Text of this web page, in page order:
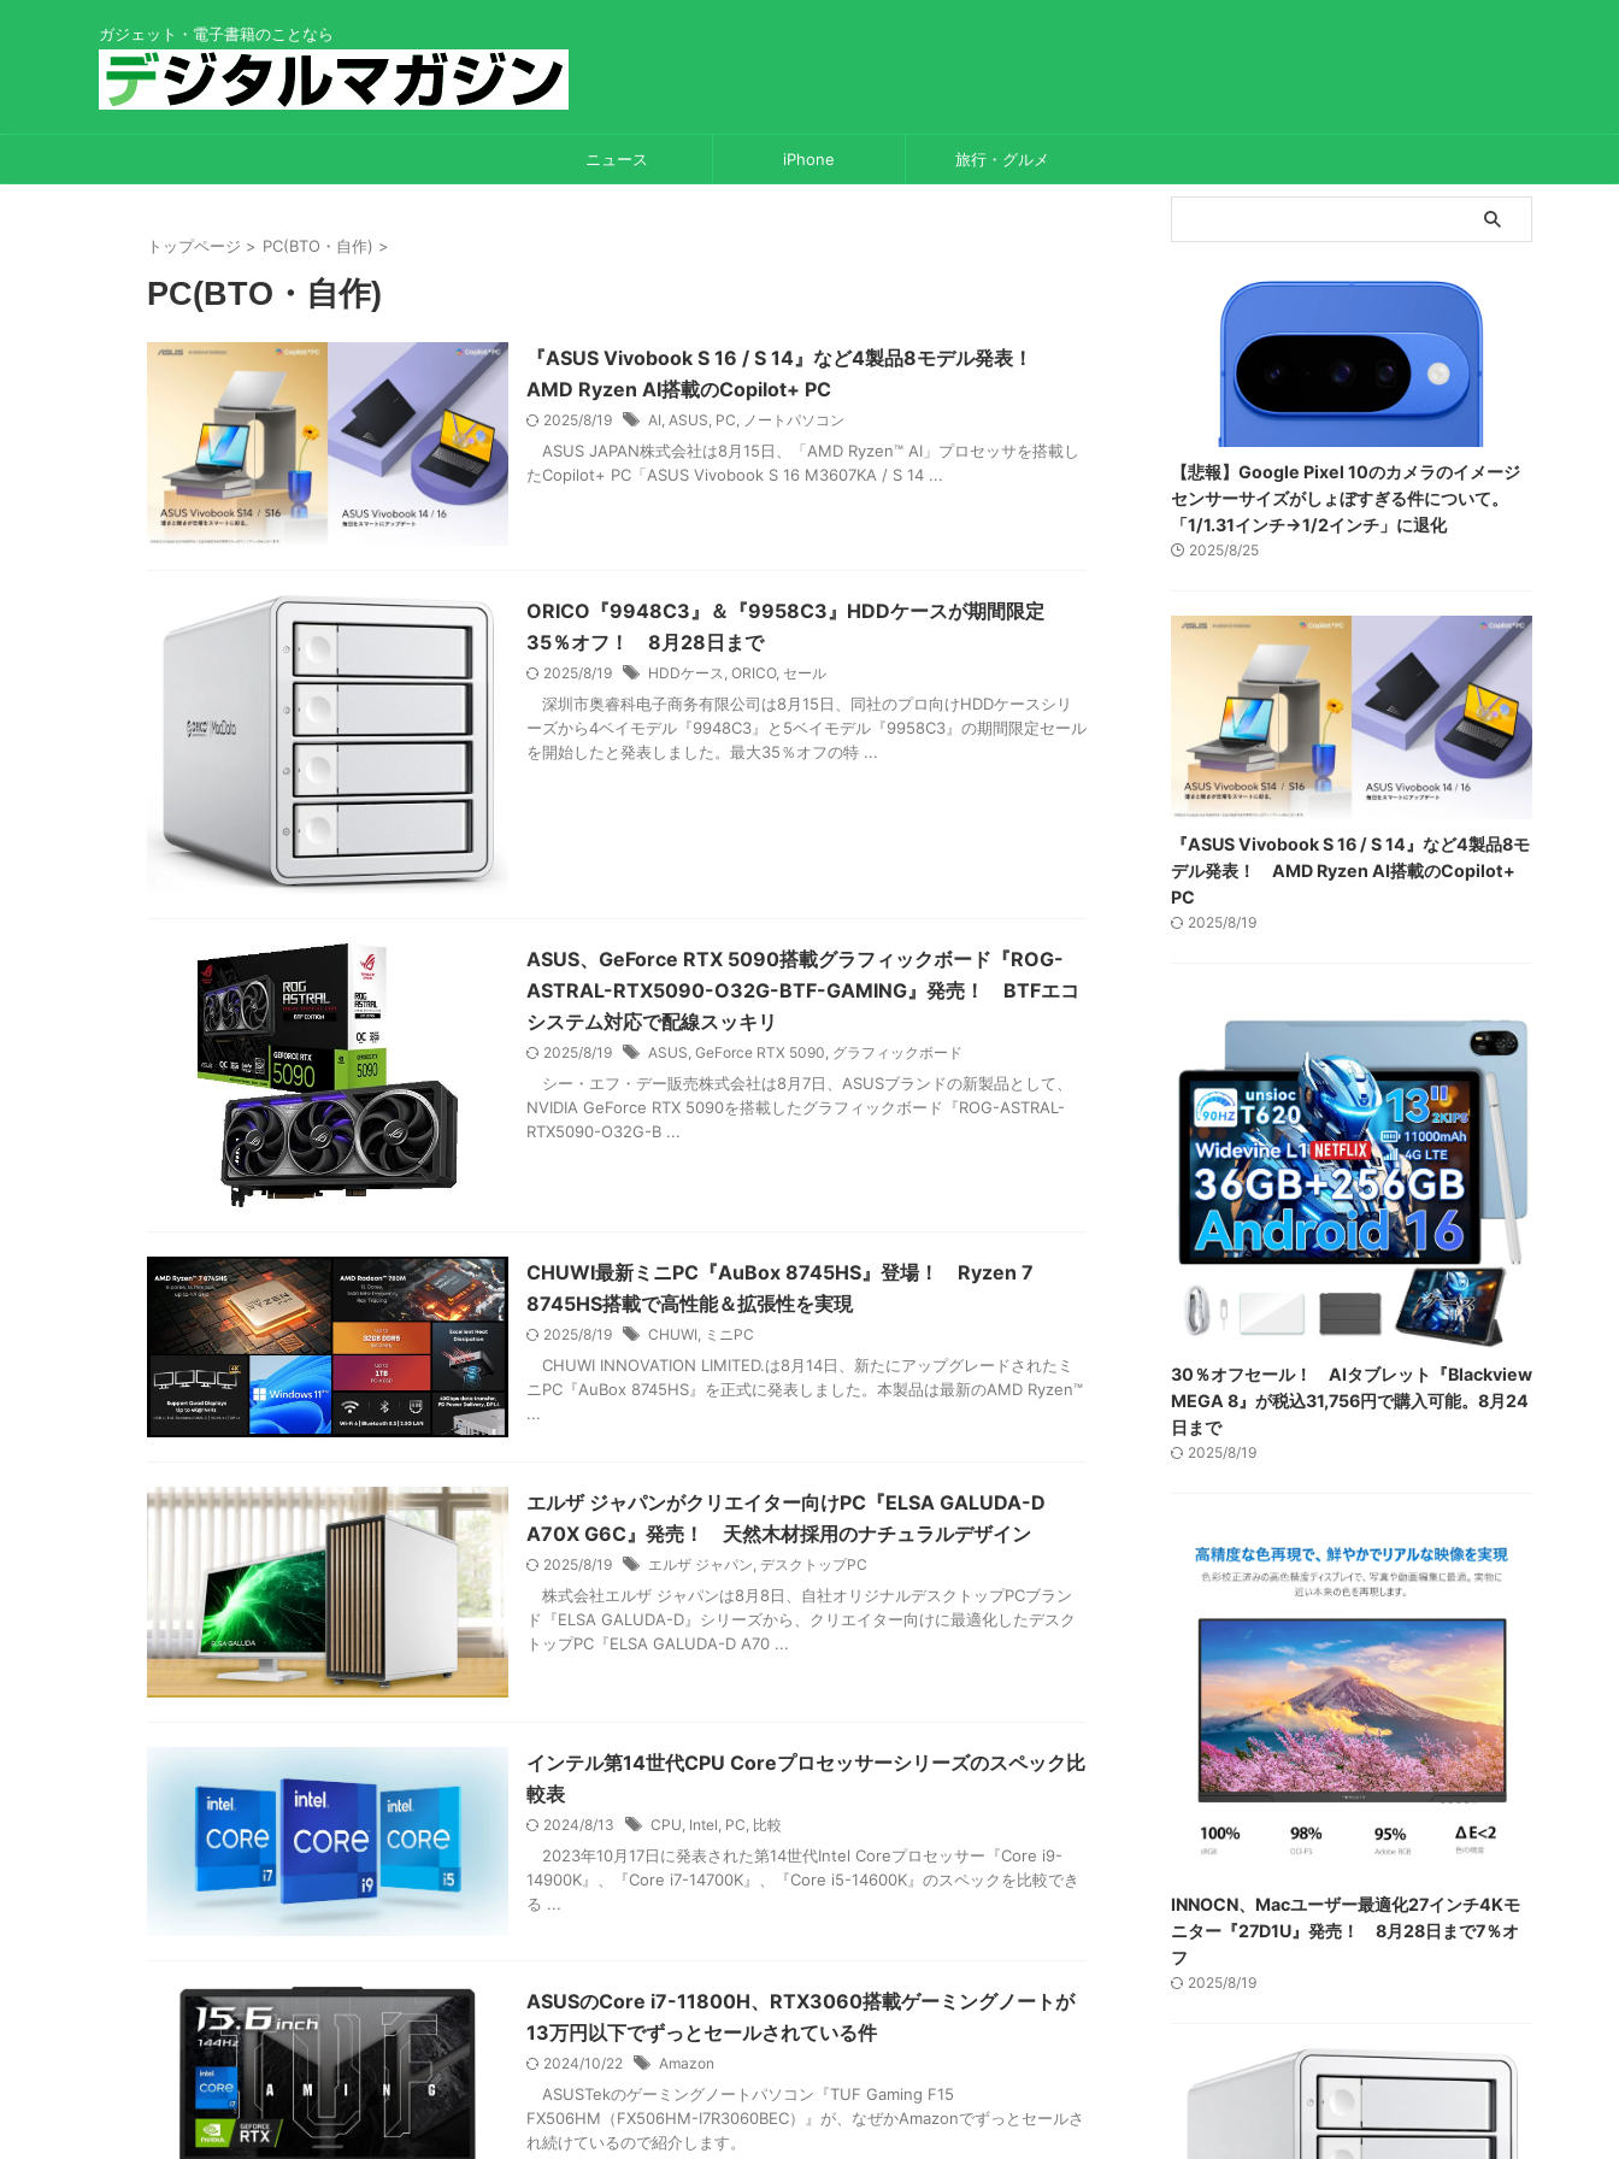
ガジェット・電子書籍のことなら
ニュース iPhone 旅行・グルメ
トップページ > PC(BTO・自作) >
PC(BTO・自作)
『ASUS Vivobook S 16 / S 14』など4製品8モデル発表！
AMD Ryzen AI搭載のCopilot+ PC
2025/8/19 AI, ASUS, PC, ノートパソコン
ASUS JAPAN株式会社は8月15日、「AMD Ryzen™ AI」プロセッサを搭載し
たCopilot+ PC「ASUS Vivobook S 16 M3607KA / S 14 ...
ORICO『9948C3』＆『9958C3』HDDケースが期間限定
35％オフ！ 8月28日まで
2025/8/19 HDDケース ORICO, セール
深圳市奥睿科电子商务有限公司は8月15日、同社のプロ向けHDDケースシリ
ーズから4ベイモデル『9948C3』と5ベイモデル『9958C3』の期間限定セール
を開始したと発表しました。最大35％オフの特 ...
ASUS、GeForce RTX 5090搭載グラフィックボード『ROG-
ASTRAL-RTX5090-O32G-BTF-GAMING』発売！ BTFエコ
システム対応で配線スッキリ
2025/8/19 ASUS, GeForce RTX 5090, グラフィックボード
シー・エフ・デー販売株式会社は8月7日、ASUSブランドの新製品として、
NVIDIA GeForce RTX 5090を搭載したグラフィックボード『ROG-ASTRAL-
RTX5090-O32G-B ...
CHUWI最新ミニPC『AuBox 8745HS』登場！ Ryzen 7
8745HS搭載で高性能＆拡張性を実現
2025/8/19 CHUWI ミニPC
CHUWI INNOVATION LIMITED.は8月14日、新たにアップグレードされたミ
ニPC『AuBox 8745HS』を正式に発表しました。本製品は最新のAMD Ryzen™
...
エルザ ジャパンがクリエイター向けPC『ELSA GALUDA-D
A70X G6C』発売！ 天然木材採用のナチュラルデザイン
2025/8/19 エルザ ジャパン デスクトップPC
株式会社エルザ ジャパンは8月8日、自社オリジナルデスクトップPCブラン
ド『ELSA GALUDA-D』シリーズから、クリエイター向けに最適化したデスク
トップPC『ELSA GALUDA-D A70 ...
インテル第14世代CPU Coreプロセッサーシリーズのスペック比
較表
2024/8/13 CPU Intel PC 比較
2023年10月17日に発表された第14世代Intel Coreプロセッサー『Core i9-
14900K』、『Core i7-14700K』、『Core i5-14600K』のスペックを比較でき
る ...
ASUSのCore i7-11800H、RTX3060搭載ゲーミングノートが
13万円以下でずっとセールされている件
2024/10/22 Amazon
ASUSTekのゲーミングノートパソコン『TUF Gaming F15
FX506HM（FX506HM-I7R3060BEC）』が、なぜかAmazonでずっとセールさ
れ続けているので紹介します。
【悲報】Google Pixel 10のカメラのイメージ
センサーサイズがしょぼすぎる件について。
「1/1.31インチ→1/2インチ」に退化
2025/8/25
『ASUS Vivobook S 16 / S 14』など4製品8モ
デル発表！ AMD Ryzen AI搭載のCopilot+
PC
2025/8/19
30％オフセール！ AIタブレット『Blackview
MEGA 8』が税込31,756円で購入可能。8月24
日まで
2025/8/19
INNOCN、Macユーザー最適化27インチ4Kモ
ニター『27D1U』発売！ 8月28日まで7％オ
フ
2025/8/19